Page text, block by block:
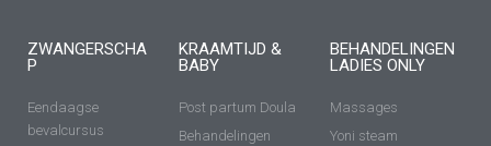
ZWANGERSCHA
P
Eendaagse
bevalcursus
KRAAMTIJD &
BABY
Post partum Doula
Behandelingen
BEHANDELINGEN
LADIES ONLY
Massages
Yoni steam